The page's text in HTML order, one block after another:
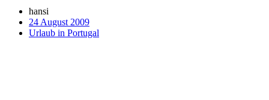
hansi
24 August 2009
Urlaub in Portugal